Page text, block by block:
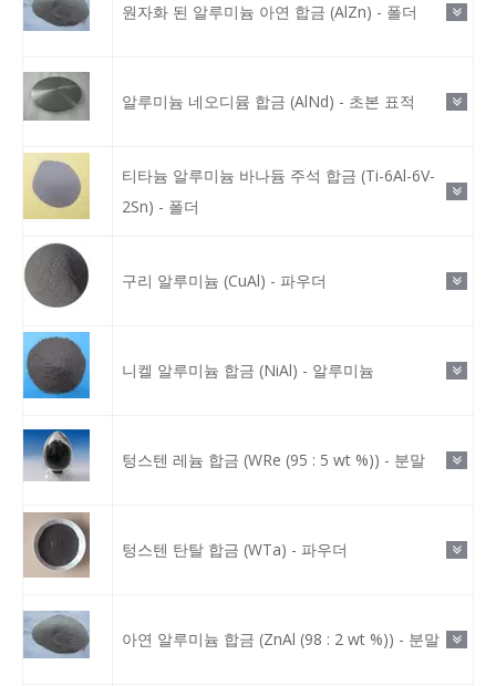
원자화 된 알루미늄 아연 합금 (AlZn) - 폴더
알루미늄 네오디뮴 합금 (AlNd) - 초본 표적
티타늄 알루미늄 바나듐 주석 합금 (Ti-6Al-6V-
2Sn) - 폴더
구리 알루미늄 (CuAl) - 파우더
니켈 알루미늄 합금 (NiAl) - 알루미늄
텅스텐 레늄 합금 (WRe (95 : 5 wt %)) - 분말
텅스텐 탄탈 합금 (WTa) - 파우더
아연 알루미늄 합금 (ZnAl (98 : 2 wt %)) - 분말